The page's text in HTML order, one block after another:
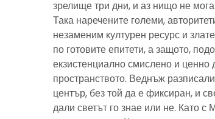
зрелище три дни, и аз нищо не
Така наречените големи,
незаменим културен ресурс и
по готовите епитети, а защото,
екзистенциално смислено и
пространството. Веднъж
център, без той да е фиксиран, и
дали светът го знае или не. Като